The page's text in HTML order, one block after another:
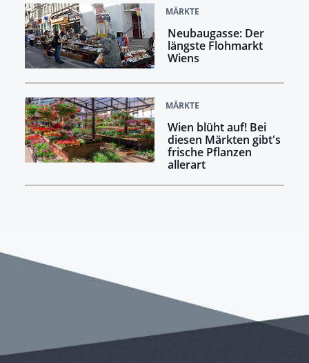
MÄRKTE
Neubaugasse: Der
längste Flohmarkt
Wiens
MÄRKTE
Wien blüht auf! Bei
diesen Märkten gibt's
frische Pflanzen
allerart